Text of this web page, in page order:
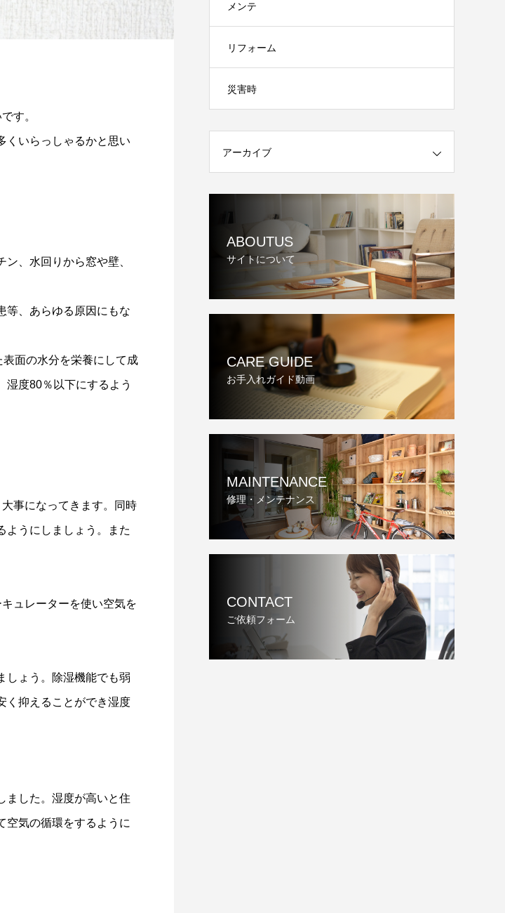
す。
くいらっしゃるかと思い
、水回りから窓や壁、
等、あらゆる原因にもな
面の水分を栄養にして成
湿度80％以下にするよう
事になってきます。同時
ようにしましょう。また
ュレーターを使い空気を
しょう。除湿機能でも弱
く抑えることができ湿度
ました。湿度が高いと住
空気の循環をするように
メンテ
リフォーム
災害時
アーカイブ
ABOUTUS
サイトについて
CARE GUIDE
お手入れガイド動画
MAINTENANCE
修理・メンテナンス
CONTACT
ご依頼フォーム